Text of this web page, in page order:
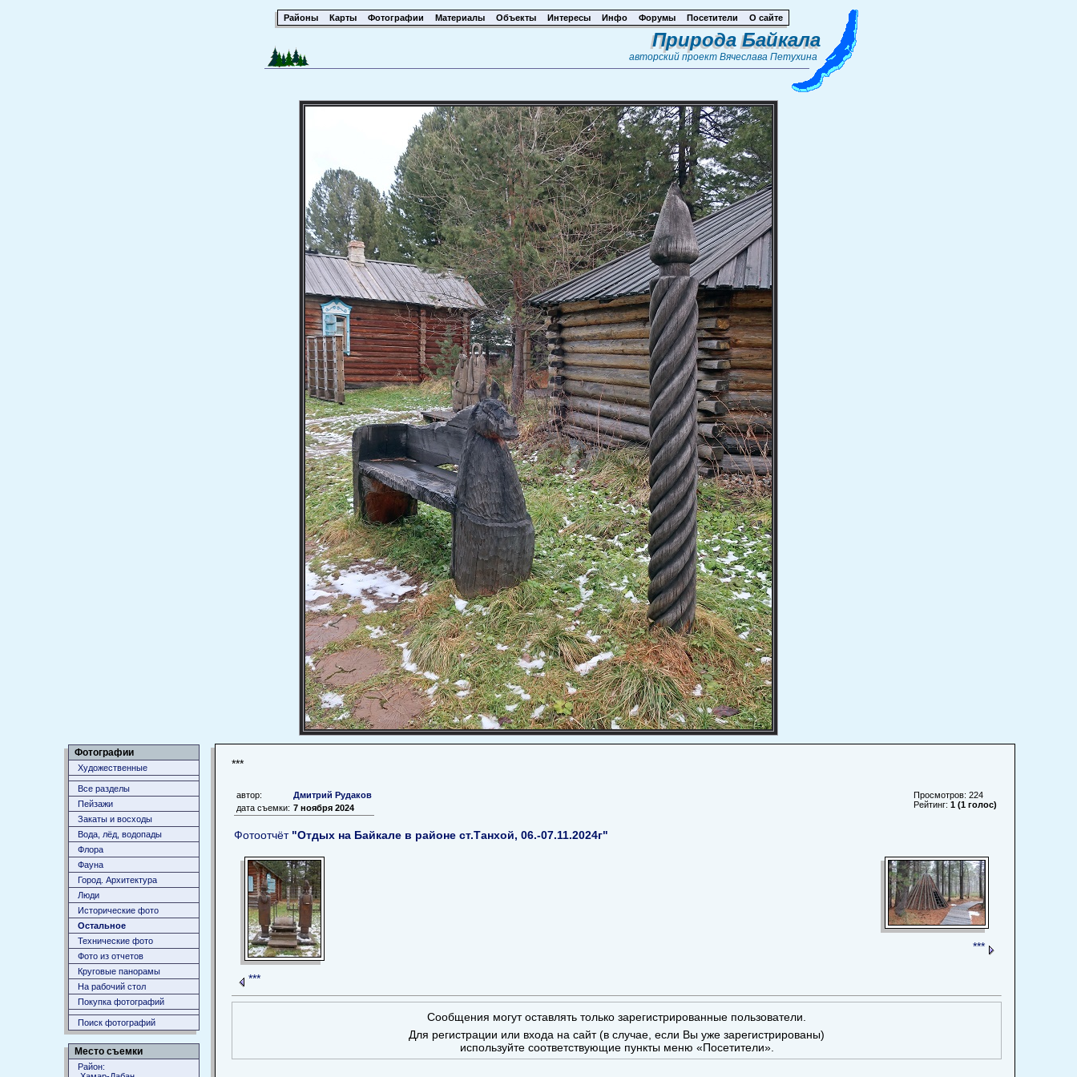
Районы Карты Фотографии Материалы Объекты Интересы Инфо Форумы Посетители О сайте
Природа Байкала
авторский проект Вячеслава Петухина
Фотографии
Художественные
Все разделы
Пейзажи
Закаты и восходы
Вода, лёд, водопады
Флора
Фауна
Город. Архитектура
Люди
Исторические фото
Остальное
Технические фото
Фото из отчетов
Круговые панорамы
На рабочий стол
Покупка фотографий
Поиск фотографий
Место съемки
Район:
***
автор:
Дмитрий Рудаков
дата съемки: 7 ноября 2024
Фотоотчёт "Отдых на Байкале в районе ст.Танхой, 06.-07.11.2024г"
Просмотров: 224
Рейтинг: 1 (1 голос)
***
***
Сообщения могут оставлять только зарегистрированные пользователи.
Для регистрации или входа на сайт (в случае, если Вы уже зарегистрированы)
используйте соответствующие пункты меню «Посетители».